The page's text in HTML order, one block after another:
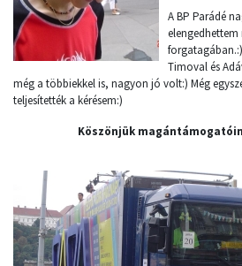
A BP Parádé
Timoval és
még a többiekkel is, nagyon jó volt:) Még
teljesítették a kérésem:)
Köszönjük